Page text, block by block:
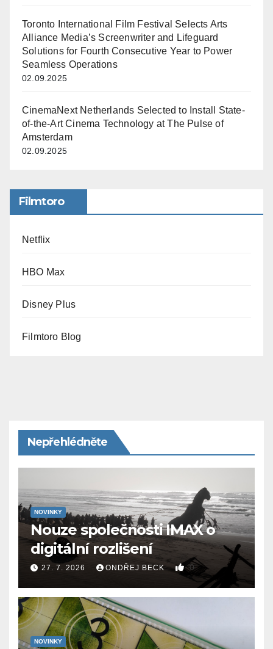
Toronto International Film Festival Selects Arts
Alliance Media’s Screenwriter and Lifeguard
Solutions for Fourth Consecutive Year to Power
Seamless Operations
02.09.2025
CinemaNext Netherlands Selected to Install State-
of-the-Art Cinema Technology at The Pulse of
Amsterdam
02.09.2025
Filmtoro
Netflix
HBO Max
Disney Plus
Filmtoro Blog
Nepřehlédněte
NOVINKY
Nouze společnosti IMAX o
digitální rozlišení
27. 7. 2026 ONDŘEJ BECK 0
NOVINKY